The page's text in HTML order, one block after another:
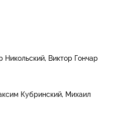
Никольский Виктор Гончар
Кубринский Михаил